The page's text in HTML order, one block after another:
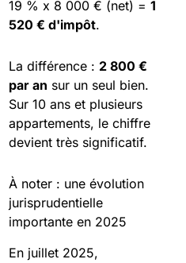
19 % x 8 000 € (net) = 1
520 € d'impôt.
La différence : 2 800 €
par an sur un seul bien.
Sur 10 ans et plusieurs
appartements, le chiffre
devient très significatif.
À noter : une évolution
jurisprudentielle
importante en 2025
En juillet 2025,